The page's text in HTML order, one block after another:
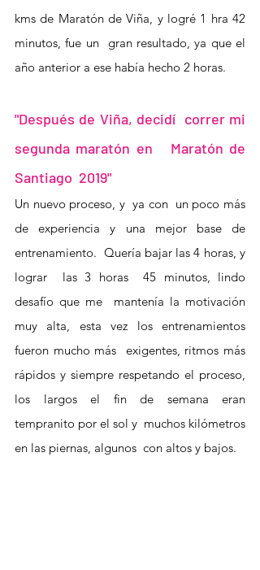
kms de Maratón de Viña, y logré 1 hra 42
minutos, fue un  gran resultado, ya que el
año anterior a ese había hecho 2 horas.
"Después de Viña, decidí  correr mi
segunda maratón en   Maratón de
Santiago  2019"
Un nuevo proceso, y  ya con  un poco más
de experiencia y una mejor base de
entrenamiento.  Quería bajar las 4 horas, y
lograr  las 3 horas  45 minutos, lindo
desafío que me  mantenía la motivación
muy alta, esta vez los entrenamientos
fueron mucho más  exigentes, ritmos más
rápidos y siempre respetando el proceso,
los largos el fin de semana eran
tempranito por el sol y  muchos kilómetros
en las piernas, algunos  con altos y bajos.